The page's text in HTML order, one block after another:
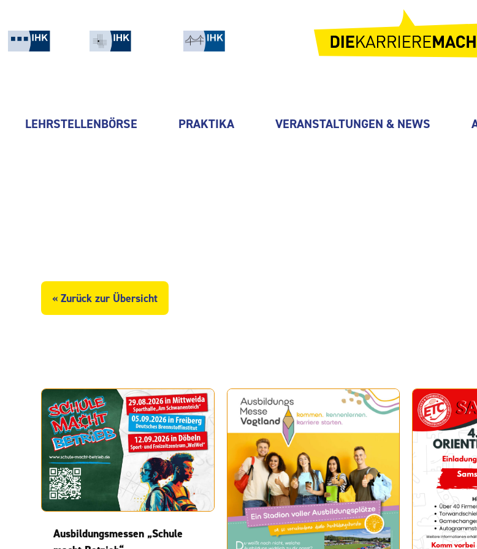
LEHRSTELLENBÖRSE PRAKTIKA VERANSTALTUNGEN & NEWS
« Zurück zur Übersicht
Ausbildungsmessen „Schule